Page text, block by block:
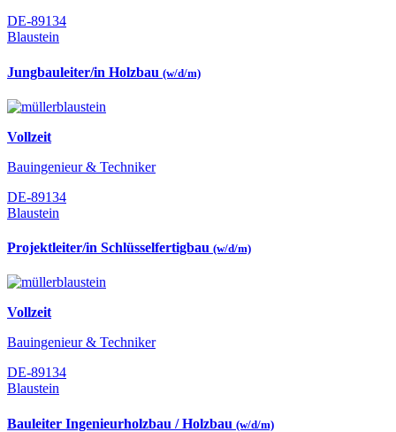
DE-89134
Blaustein
Jungbauleiter/in Holzbau (w/d/m)
Vollzeit
Bauingenieur & Techniker
DE-89134
Blaustein
Projektleiter/in Schlüsselfertigbau (w/d/m)
Vollzeit
Bauingenieur & Techniker
DE-89134
Blaustein
Bauleiter Ingenieurholzbau / Holzbau (w/d/m)